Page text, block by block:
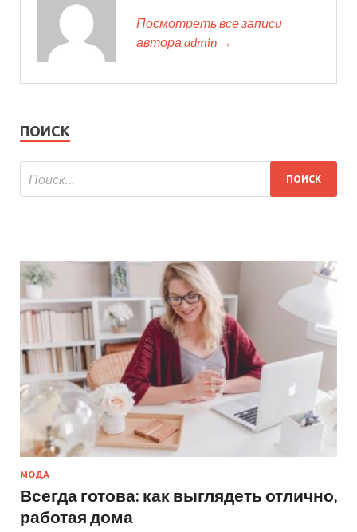
Посмотреть все записи
автора admin →
ПОИСК
МОДА
Всегда готова: как выглядеть отлично,
работая дома